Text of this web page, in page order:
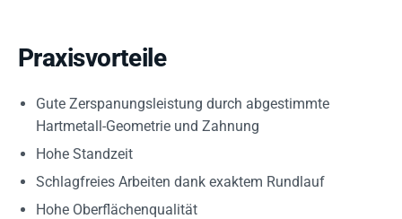
Praxisvorteile
Gute Zerspanungsleistung durch abgestimmte
Hartmetall-Geometrie und Zahnung
Hohe Standzeit
Schlagfreies Arbeiten dank exaktem Rundlauf
Hohe Oberflächenqualität